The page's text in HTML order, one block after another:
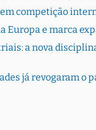
em competição
Europa e marca
a nova
já revogaram o